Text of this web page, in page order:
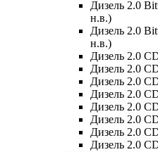
Дизель 2.0
н.в.)
Дизель 2.0
н.в.)
Дизель 2.0
Дизель 2.0
Дизель 2.0
Дизель 2.0
Дизель 2.0
Дизель 2.0
Дизель 2.0
Дизель 2.0